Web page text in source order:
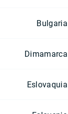
Bulgaria
Dimamarca
Eslovaquia